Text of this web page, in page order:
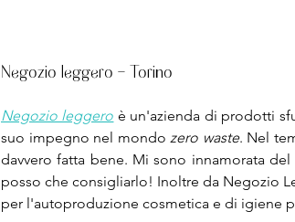
Negozio leggero - Torino
Negozio leggero è un'azienda di prodotti
suo impegno nel mondo zero waste. Nel
davvero fatta bene. Mi sono innamorata del
posso che consigliarlo! Inoltre da Negozio
per l'autoproduzione cosmetica e di igiene